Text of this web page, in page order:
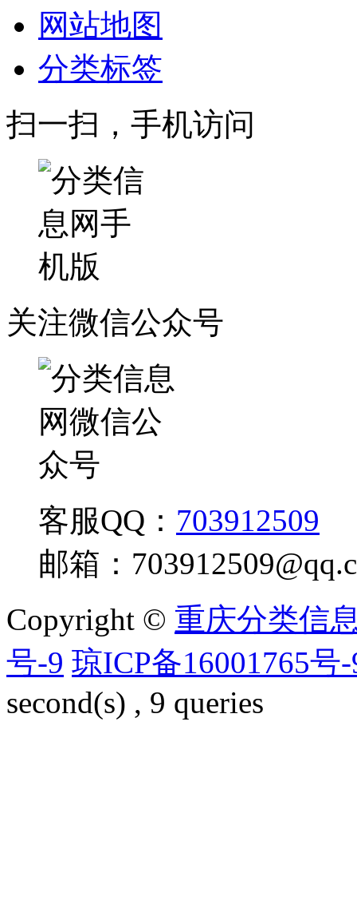
网站地图
分类标签
扫一扫，手机访问
关注微信公众号
客服QQ： 703912509
邮箱：
Copyright © 重庆分类信
号-9 琼ICP备16001765号
second(s) , 9 queries